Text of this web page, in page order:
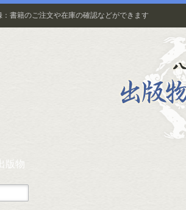
書籍のご注文や在庫の確認などができます
版物